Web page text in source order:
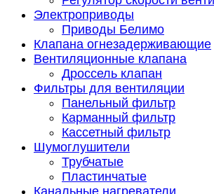
Электроприводы
Приводы Белимо
Клапана огнезадерживающие
Вентиляционные клапана
Дроссель клапан
Фильтры для вентиляции
Панельный фильтр
Карманный фильтр
Кассетный фильтр
Шумоглушители
Трубчатые
Пластинчатые
Канальные нагреватели